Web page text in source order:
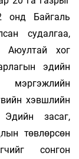
онд Байгаль
судалгаа,
Аюултай хог
эдийн
мэргэжлийн
хэвшлийн
засаг,
төвлөрсөн
сонгон